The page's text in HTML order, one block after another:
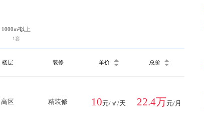
1000m²以上
1套
楼层 装修 单价 总价
高区 精装修 10元/㎡/天 22.4万元/月